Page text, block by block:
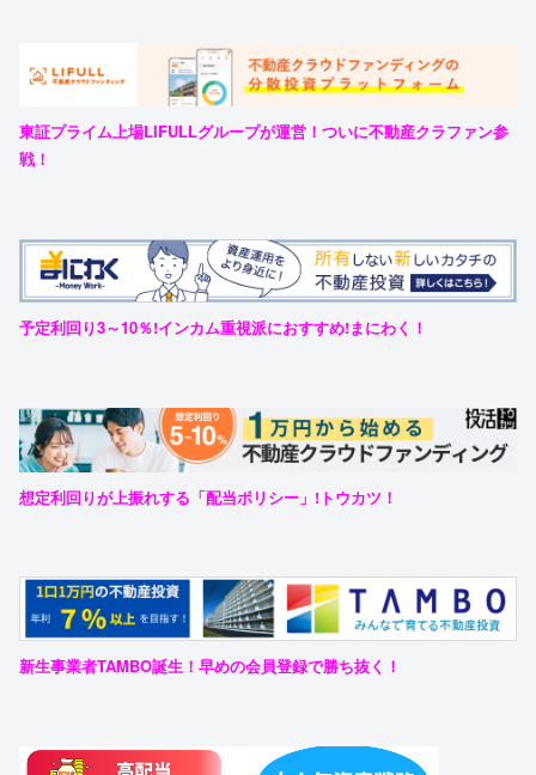
東証プライム上場LIFULLグループが運営！ついに不動産クラファン参
戦！
予定利回り3～10％!インカム重視派におすすめ!まにわく！
想定利回りが上振れする「配当ポリシー」!トウカツ！
新生事業者TAMBO誕生！早めの会員登録で勝ち抜く！